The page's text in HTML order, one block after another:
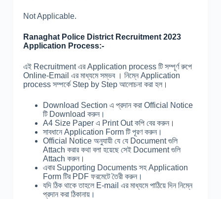
Not Applicable.
Ranaghat Police District Recruitment 2023
Application Process:-
এই Recruitment এর Application process টি সম্পূর্ণ রুপে
Online-Email এর মাধ্যমে সম্ভব । নিম্নে Application
process সম্পর্কে Step by Step আলোচনা করা হল।
Download Section এ প্রদান করা Official Notice
টি Download করুন।
A4 Size Paper এ Print Out কপি বের করুন।
সাবধানে Application Form টি পূরণ করুন।
Official Notice অনুযায়ী যে যে Document গুলি
Attach করার কথা বলা হয়েছে সেই Document গুলি
Attach করুন।
এবার Supporting Documents সহ Application
Form টির PDF ফরমেটে তৈরী করুন।
যদি ঠিক থাকে তাহলে E-mail এর মাধ্যমে পাঠিয়ে দিন নিম্নে
প্রদান করা ঠিকানায়।